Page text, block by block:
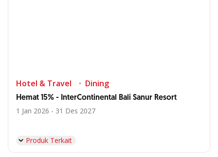
Hotel & Travel Dining
Hemat 15% - InterContinental Bali Sanur Resort
1 Jan 2026 - 31 Des 2027
Produk Terkait